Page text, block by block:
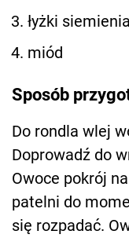
łyżki
miód
Sposób
Do rondla wlej
Doprowadź do
Owoce pokrój
patelni do
się rozpadać.